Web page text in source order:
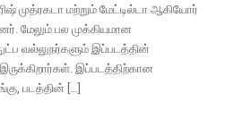
முத்ரகடா மற்றும் மேட்டில்டா ஆகியோர்
மேலும் பல முக்கியமான
வல்லுநர்களும் இப்படத்தின்
இப்படத்திற்கான
படத்தின் […]